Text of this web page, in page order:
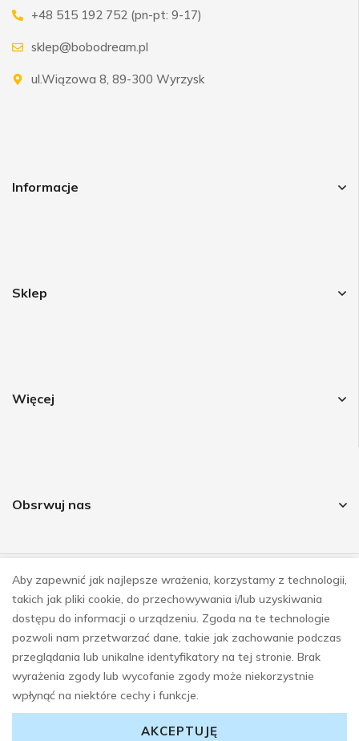
+48 515 192 752 (pn-pt: 9-17)
sklep@bobodream.pl
ul.Wiązowa 8, 89-300 Wyrzysk
Informacje
Sklep
Więcej
Obsrwuj nas
© COPYRIGHT 2023
REALIZACJAE-SKLEPY INVESTNET
Aby zapewnić jak najlepsze wrażenia, korzystamy z technologii,
takich jak pliki cookie, do przechowywania i/lub uzyskiwania
dostępu do informacji o urządzeniu. Zgoda na te technologie
pozwoli nam przetwarzać dane, takie jak zachowanie podczas
przeglądania lub unikalne identyfikatory na tej stronie. Brak
wyrażenia zgody lub wycofanie zgody może niekorzystnie
wpłynąć na niektóre cechy i funkcje.
AKCEPTUJĘ
0